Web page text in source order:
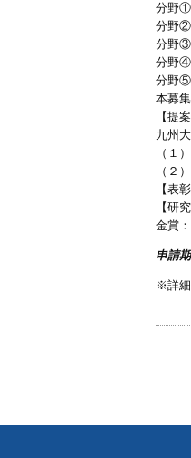
分野①
分野②
分野③
分野④
分野⑤
本募
【提
九州
（１
（２
【表
【研
金賞
申請
※詳